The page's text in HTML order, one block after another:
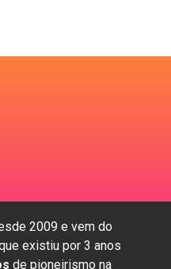
2009 e vem do
existiu por 3 anos
de pioneirismo na